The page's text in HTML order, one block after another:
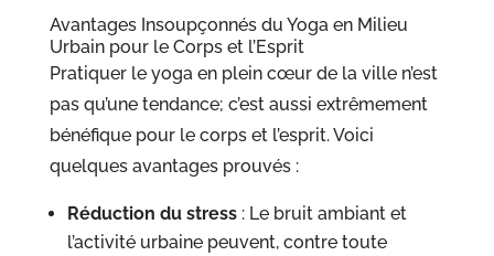
Avantages Insoupçonnés du Yoga en Milieu
Urbain pour le Corps et l’Esprit
Pratiquer le yoga en plein cœur de la ville n’est
pas qu’une tendance; c’est aussi extrêmement
bénéfique pour le corps et l’esprit. Voici
quelques avantages prouvés :
Réduction du stress: Le bruit ambiant et
l’activité urbaine peuvent, contre toute